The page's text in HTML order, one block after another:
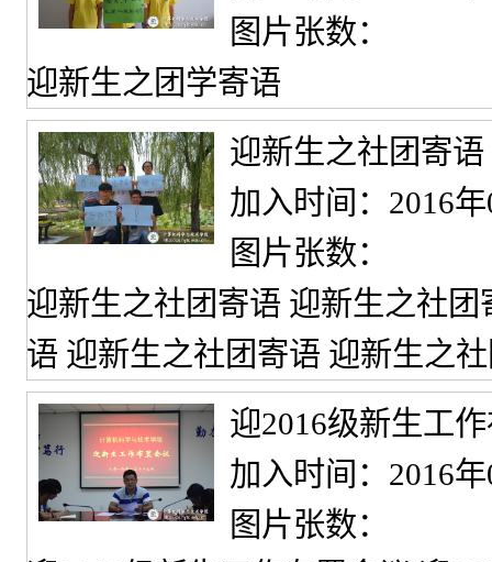
图片张数：
迎新生之团学寄语
迎新生之社团寄语
加入时间：2016
图片张数：
迎新生之社团寄语 迎新生之社
语 迎新生之社团寄语 迎新生之
迎2016级新生工
加入时间：2016
图片张数：